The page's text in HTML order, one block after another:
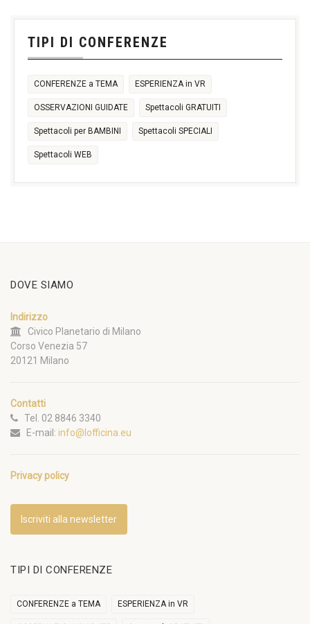
17:30
TIPI DI CONFERENZE
CONFERENZE a TEMA ESPERIENZA in VR
OSSERVAZIONI GUIDATE Spettacoli GRATUITI
Spettacoli per BAMBINI Spettacoli SPECIALI
Spettacoli WEB
DOVE SIAMO
Indirizzo
Civico Planetario di Milano
Corso Venezia 57
20121 Milano
Contatti
Tel. 02 8846 3340
E-mail: info@lofficina.eu
Privacy policy
Iscriviti alla newsletter
TIPI DI CONFERENZE
CONFERENZE a TEMA ESPERIENZA in VR